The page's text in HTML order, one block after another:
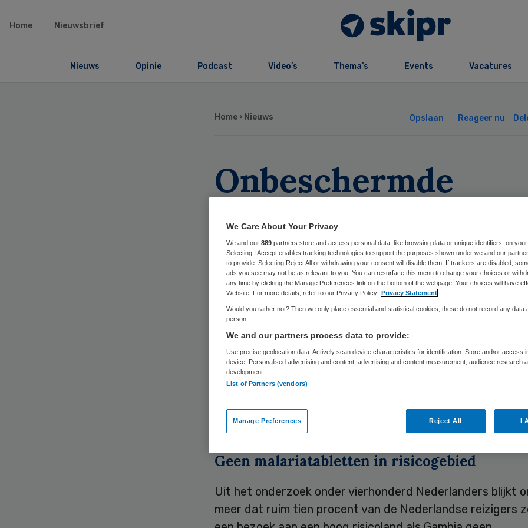
Home Nieuwsbrief
Nieuws Opinie Podcast Video’s Thema’s Events Vacatures
Home › Nieuws Opslaan Reageer nu
Onbeschermde
reizigers onnodig
dood of ziek
Een op de vijf reizigers is niet goed beschermd tegen
voordat zij op pad gaan. En twee op de vijf zijn onvoldoende
beschermd tegen hepatitis-A. Dit blijkt uit het jaarlijkse
onderzoek’ dat dinsdag tijdens de vakdag van de
Utrecht is gepresenteerd.
Geen malariatabletten in risicogebied
Uit het onderzoek onder vierhonderd Nederlanders blijkt
meer dat ruim tien procent van de Nederlandse reizigers
We Care About Your Privacy
We and our 889 partners store and access personal data, like browsing data or unique identifiers, on your
Selecting I Accept enables tracking technologies to support the purposes shown under we and our
to provide. Selecting Reject All or withdrawing your consent will disable them. If trackers are disabled,
ads you see may not be as relevant to you. You can resurface this menu to change your choices or
any time by clicking the Manage Preferences link on the bottom of the webpage. Your choices will have
Website. For more details, refer to our Privacy Policy.
Privacy Statement
Would you rather not? Then we only place essential and statistical cookies, these do not record any data
person
We and our partners process data to provide:
Use precise geolocation data. Actively scan device characteristics for identification. Store and/or access
device. Personalised advertising and content, advertising and content measurement, audience research
development.
List of Partners (vendors)
Manage Preferences Reject All I